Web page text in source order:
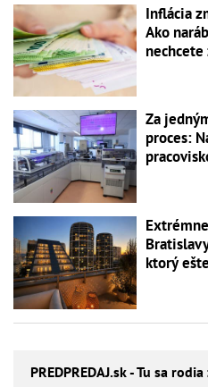
Inflácia
Ako
Za
proces:
ktorý
PREDPREDAJ.sk - Tu sa